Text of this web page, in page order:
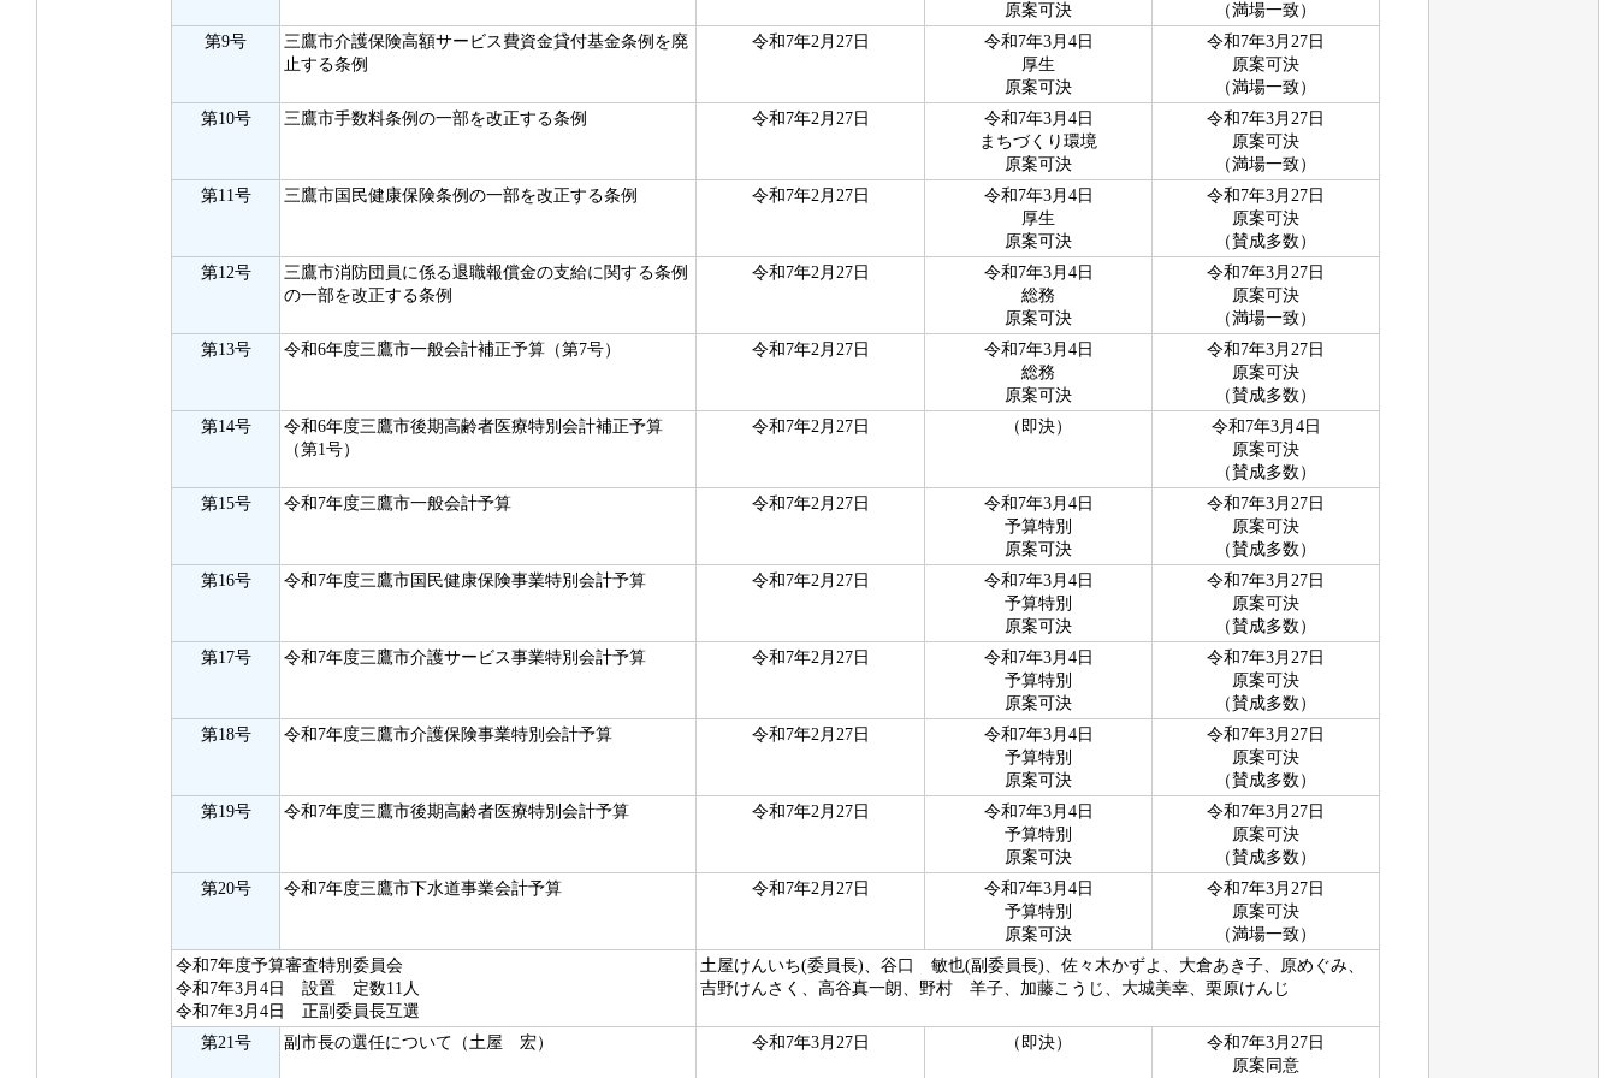
原案可決
（満場一致）
第9号
三鷹市介護保険高額サービス費資金貸付基金条例を廃
止する条例
令和7年2月27日
令和7年3月4日
厚生
原案可決
令和7年3月27日
原案可決
（満場一致）
第10号
三鷹市手数料条例の一部を改正する条例 令和7年2月27日
令和7年3月4日
まちづくり環境
原案可決
令和7年3月27日
原案可決
（満場一致）
第11号
三鷹市国民健康保険条例の一部を改正する条例 令和7年2月27日
令和7年3月4日
厚生
原案可決
令和7年3月27日
原案可決
（賛成多数）
第12号
三鷹市消防団員に係る退職報償金の支給に関する条例
の一部を改正する条例
令和7年2月27日
令和7年3月4日
総務
原案可決
令和7年3月27日
原案可決
（満場一致）
第13号
令和6年度三鷹市一般会計補正予算（第7号） 令和7年2月27日
令和7年3月4日
総務
原案可決
令和7年3月27日
原案可決
（賛成多数）
第14号
令和6年度三鷹市後期高齢者医療特別会計補正予算
（第1号）
令和7年2月27日 （即決）
令和7年3月4日
原案可決
（賛成多数）
第15号
令和7年度三鷹市一般会計予算 令和7年2月27日
令和7年3月4日
予算特別
原案可決
令和7年3月27日
原案可決
（賛成多数）
第16号
令和7年度三鷹市国民健康保険事業特別会計予算 令和7年2月27日
令和7年3月4日
予算特別
原案可決
令和7年3月27日
原案可決
（賛成多数）
第17号
令和7年度三鷹市介護サービス事業特別会計予算 令和7年2月27日
令和7年3月4日
予算特別
原案可決
令和7年3月27日
原案可決
（賛成多数）
第18号
令和7年度三鷹市介護保険事業特別会計予算 令和7年2月27日
令和7年3月4日
予算特別
原案可決
令和7年3月27日
原案可決
（賛成多数）
第19号
令和7年度三鷹市後期高齢者医療特別会計予算 令和7年2月27日
令和7年3月4日
予算特別
原案可決
令和7年3月27日
原案可決
（賛成多数）
第20号
令和7年度三鷹市下水道事業会計予算 令和7年2月27日
令和7年3月4日
予算特別
原案可決
令和7年3月27日
原案可決
（満場一致）
令和7年度予算審査特別委員会
令和7年3月4日 設置 定数11人
令和7年3月4日 正副委員長互選
土屋けんいち(委員長)、谷口 敏也(副委員長)、佐々木かずよ、大倉あき子、原めぐみ、
吉野けんさく、高谷真一朗、野村 羊子、加藤こうじ、大城美幸、栗原けんじ
第21号 副市長の選任について（土屋 宏） 令和7年3月27日 （即決）
令和7年3月27日
原案同意